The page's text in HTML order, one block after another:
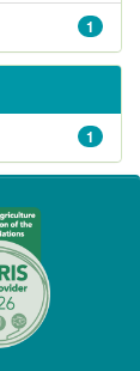
1
1